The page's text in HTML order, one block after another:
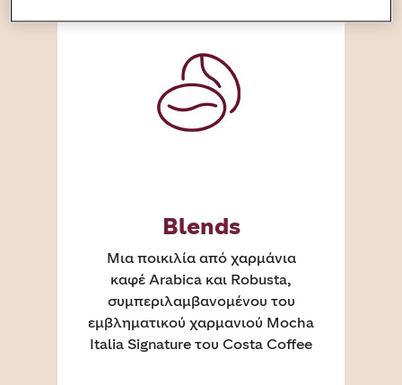
Blends
Μια ποικιλία από χαρμάνια
καφέ Arabica και Robusta,
συμπεριλαμβανομένου του
εμβληματικού χαρμανιού Mocha
Italia Signature του Costa Coffee